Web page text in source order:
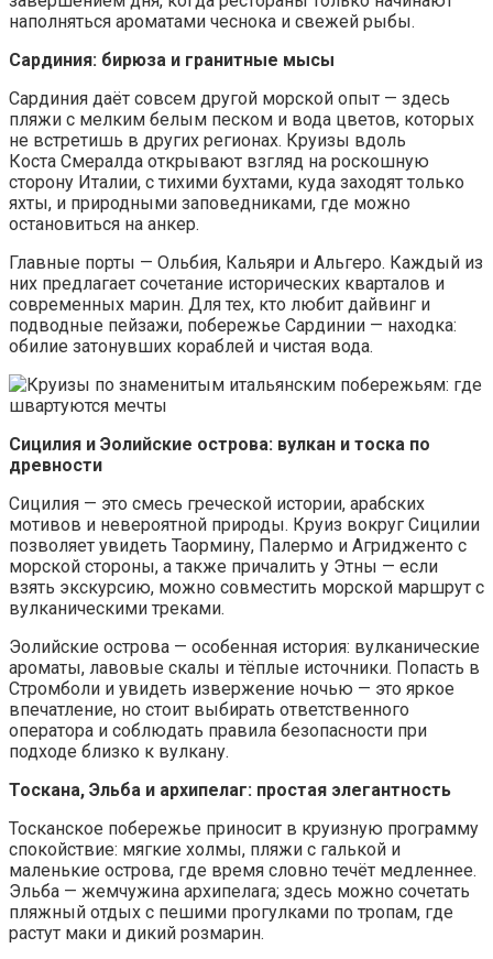
наполняться ароматами чеснока и свежей рыбы.
Сардиния: бирюза и гранитные мысы
Сардиния даёт совсем другой морской опыт — здесь
пляжи с мелким белым песком и вода цветов, которых
не встретишь в других регионах. Круизы вдоль
Коста Смералда открывают взгляд на роскошную
сторону Италии, с тихими бухтами, куда заходят только
яхты, и природными заповедниками, где можно
остановиться на анкер.
Главные порты — Ольбия, Кальяри и Альгеро. Каждый из
них предлагает сочетание исторических кварталов и
современных марин. Для тех, кто любит дайвинг и
подводные пейзажи, побережье Сардинии — находка:
обилие затонувших кораблей и чистая вода.
Сицилия и Эолийские острова: вулкан и тоска по
древности
Сицилия — это смесь греческой истории, арабских
мотивов и невероятной природы. Круиз вокруг Сицилии
позволяет увидеть Таормину, Палермо и Агридженто с
морской стороны, а также причалить у Этны — если
взять экскурсию, можно совместить морской маршрут с
вулканическими треками.
Эолийские острова — особенная история: вулканические
ароматы, лавовые скалы и тёплые источники. Попасть в
Стромболи и увидеть извержение ночью — это яркое
впечатление, но стоит выбирать ответственного
оператора и соблюдать правила безопасности при
подходе близко к вулкану.
Тоскана, Эльба и архипелаг: простая элегантность
Тосканское побережье приносит в круизную программу
спокойствие: мягкие холмы, пляжи с галькой и
маленькие острова, где время словно течёт медленнее.
Эльба — жемчужина архипелага; здесь можно сочетать
пляжный отдых с пешими прогулками по тропам, где
растут маки и дикий розмарин.